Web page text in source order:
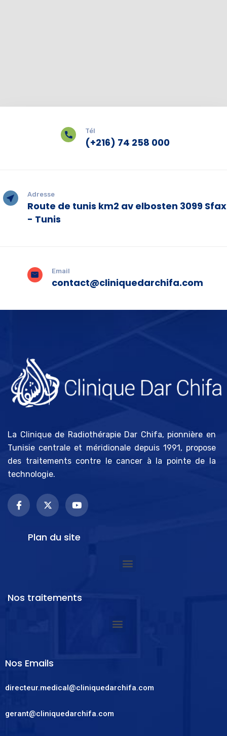
Tél
(+216) 74 258 000
Adresse
Route de tunis km2 av elbosten 3099 Sfax
- Tunis
Email
contact@cliniquedarchifa.com
La Clinique de Radiothérapie Dar Chifa, pionnière en
Tunisie centrale et méridionale depuis 1991, propose
des traitements contre le cancer à la pointe de la
technologie.
Plan du site
Nos traitements
Nos Emails
directeur.medical@cliniquedarchifa.com
gerant@cliniquedarchifa.com